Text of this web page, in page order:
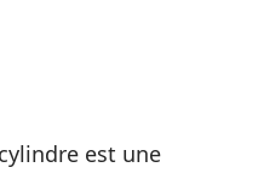
est une